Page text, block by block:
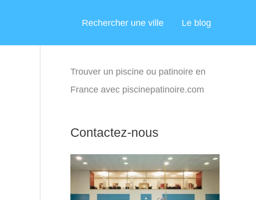
Rechercher une ville Le blog
Trouver un piscine ou patinoire en
France avec piscinepatinoire.com
Contactez-nous